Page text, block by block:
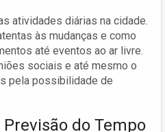
atividades diárias na cidade.
às mudanças e como
até eventos ao ar livre.
sociais e até mesmo o
pela possibilidade de
do Tempo